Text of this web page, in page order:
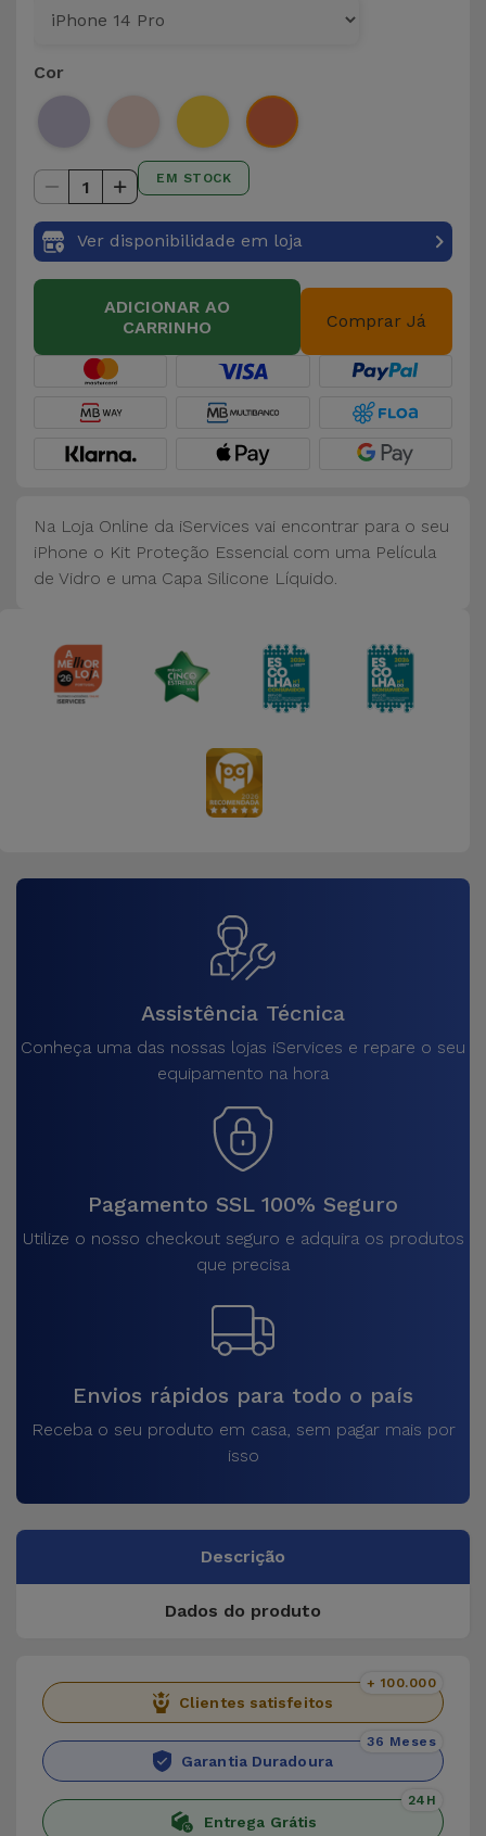
Cor
1 EM STOCK
Ver disponibilidade em loja
ADICIONAR AO
CARRINHO
Comprar Já
Na Loja Online da iServices vai encontrar para o seu
iPhone o Kit Proteção Essencial com uma Película
de Vidro e uma Capa Silicone Líquido.
Assistência Técnica
Conheça uma das nossas lojas iServices e repare o seu
equipamento na hora
Pagamento SSL 100% Seguro
Utilize o nosso checkout seguro e adquira os produtos
que precisa
Envios rápidos para todo o país
Receba o seu produto em casa, sem pagar mais por
isso
Descrição
Dados do produto
Clientes satisfeitos
+ 100.000
Garantia Duradoura
36 Meses
Entrega Grátis
24H